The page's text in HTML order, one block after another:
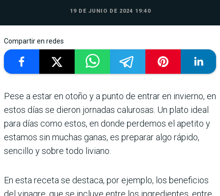
19 DE JUNIO DE 2024 19:40
Compartir en redes
Pese a estar en otoño y a punto de entrar en invierno, en
estos días se dieron jornadas calurosas. Un plato ideal
para días como estos, en donde perdemos el apetito y
estamos sin muchas ganas, es preparar algo rápido,
sencillo y sobre todo liviano.
En esta receta se destaca, por ejemplo, los beneficios